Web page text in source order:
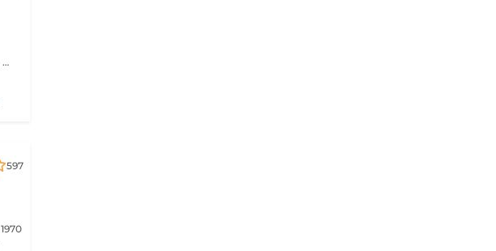
Beratung für Semi-Permanent Make-up / Dermopigmentierung. Semi-permanentes Make-up ist ideal, um unter allen Umständen makellos zu bleiben. Es ist dauerhaft, aber nicht endgültig, im Gegensatz zum Tätowieren. Die Technik ähnelt jedoch der eines gewöhnlichen Tattoos. Über ein spezielles Gerät werden Pigmente in die Epidermis injiziert.
597